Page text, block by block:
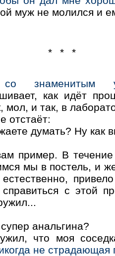
муж не молился и
* * *
знаменитым
как идёт
мол, и так, в
отстаёт:
думать? Ну как
пример. В течение
мы в постель, и
с этой
анальгина?
что моя
не страдающая